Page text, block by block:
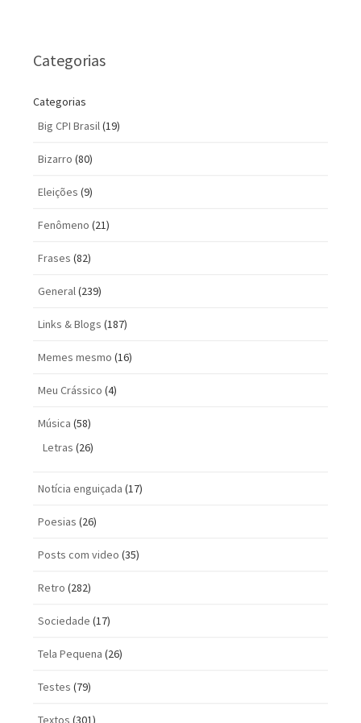
Categorias
Categorias
Big CPI Brasil(19)
Bizarro (80)
Eleições (9)
Fenômeno (21)
Frases (82)
General(239)
Links & Blogs (187)
Memes mesmo (16)
Meu Crássico (4)
Música (58)
Letras (26)
Notícia enguiçada (17)
Poesias (26)
Posts com vi­deo (35)
Retro (282)
Sociedade (17)
Tela Pequena (26)
Testes (79)
Textos (301)